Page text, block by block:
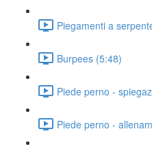
Piegamenti a
Burpees (5:48)
Piede perno -
Piede perno -